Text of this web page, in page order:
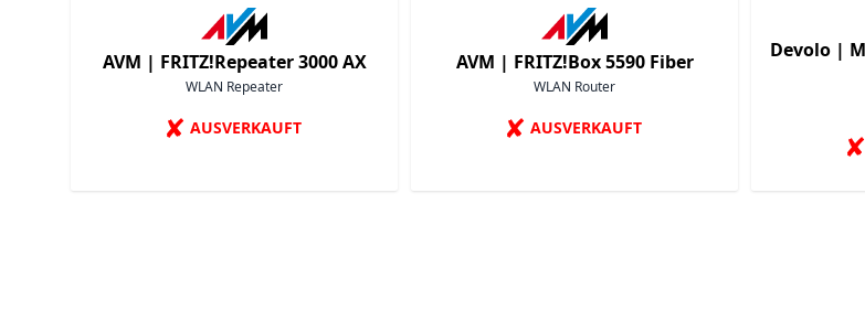
AVM | FRITZ!Repeater 3000 AX
WLAN Repeater
✘ AUSVERKAUFT
AVM | FRITZ!Box 5590 Fiber
WLAN Router
✘ AUSVERKAUFT
Devolo |
✘